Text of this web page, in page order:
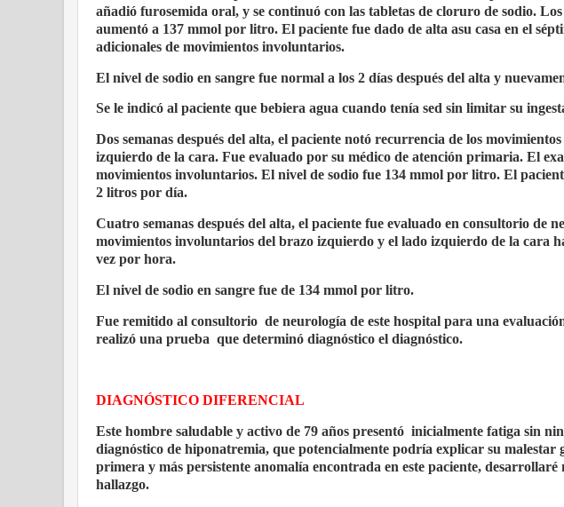
añadió furosemida oral, y se continuó con las tabletas de cloruro de sodio.
aumentó a 137 mmol por litro. El paciente fue dado de alta asu casa en el
adicionales de movimientos involuntarios.
El nivel de sodio en sangre fue normal a los 2 días después del alta y
Se le indicó al paciente que bebiera agua cuando tenía sed sin limitar su
Dos semanas después del alta, el paciente notó recurrencia de los
izquierdo de la cara. Fue evaluado por su médico de atención primaria. El
movimientos involuntarios. El nivel de sodio fue 134 mmol por litro. El
2 litros por día.
Cuatro semanas después del alta, el paciente fue evaluado en consultorio de
movimientos involuntarios del brazo izquierdo y el lado izquierdo de la cara
vez por hora.
El nivel de sodio en sangre fue de 134 mmol por litro.
Fue remitido al consultorio de neurología de este hospital para una
realizó una prueba que determinó diagnóstico el diagnóstico.
DIAGNÓSTICO DIFERENCIAL
Este hombre saludable y activo de 79 años presentó inicialmente fatiga sin
diagnóstico de hiponatremia, que potencialmente podría explicar su
primera y más persistente anomalía encontrada en este paciente,
hallazgo.